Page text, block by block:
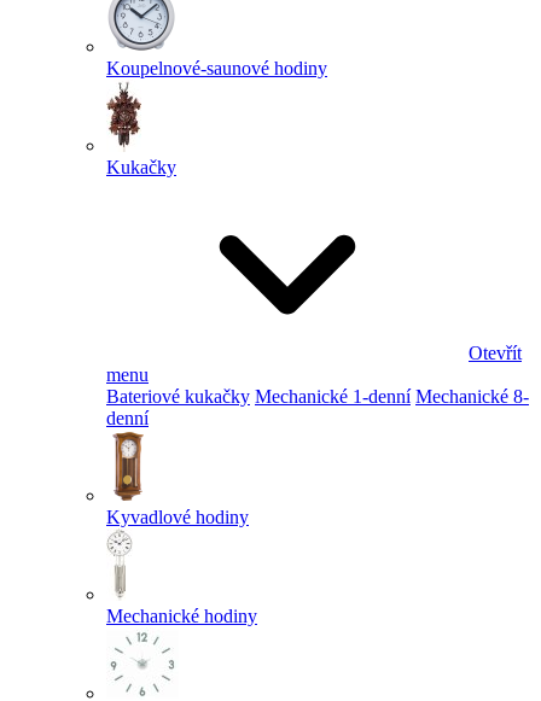
Koupelnové-saunové hodiny
Kukačky
Otevřít
menu
Bateriové kukačky Mechanické 1-denní Mechanické 8-
denní
Kyvadlové hodiny
Mechanické hodiny